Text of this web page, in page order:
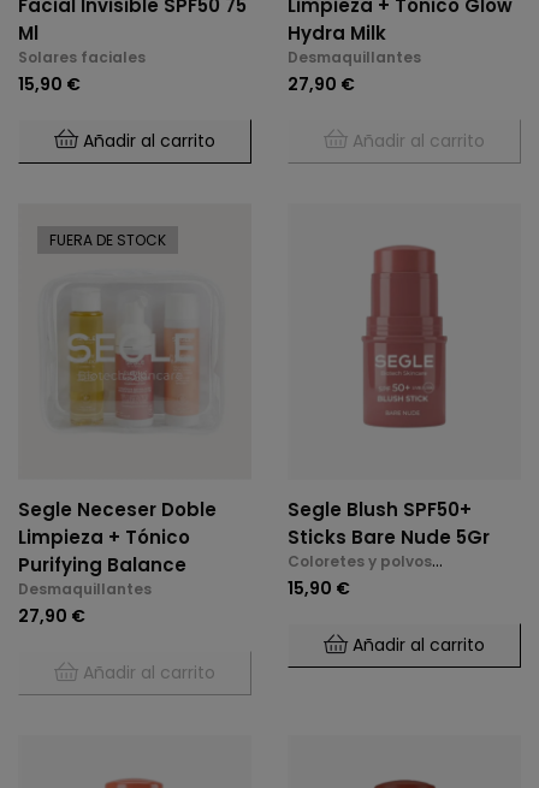
Ml
Solares faciales
15,90 €
Añadir al carrito
Hydra Milk
Desmaquillantes
27,90 €
Añadir al carrito
FUERA DE STOCK
Segle Neceser Doble
Limpieza + Tónico
Purifying Balance
Desmaquillantes
27,90 €
Añadir al carrito
Segle Blush SPF50+
Sticks Bare Nude 5Gr
Coloretes y polvos
compactos
15,90 €
Añadir al carrito